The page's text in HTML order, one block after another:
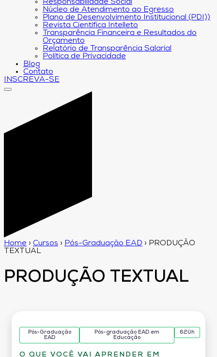
Responsabilidade Social
Núcleo de Atendimento ao Egresso
Plano de Desenvolvimento Institucional (PDI))
Revista Científica Intelleto
Transparência Financeira e Resultados do
Orçamento
Relatório de Transparência Salarial
Política de Privacidade
Blog
Contato
INSCREVA-SE
Home › Cursos › Pós-Graduação EAD › PRODUÇÃO
TEXTUAL
PRODUÇÃO TEXTUAL
Pós-Graduação
EAD
Pós-graduação EAD em
Educação
620h
O QUE VOCÊ VAI APRENDER EM